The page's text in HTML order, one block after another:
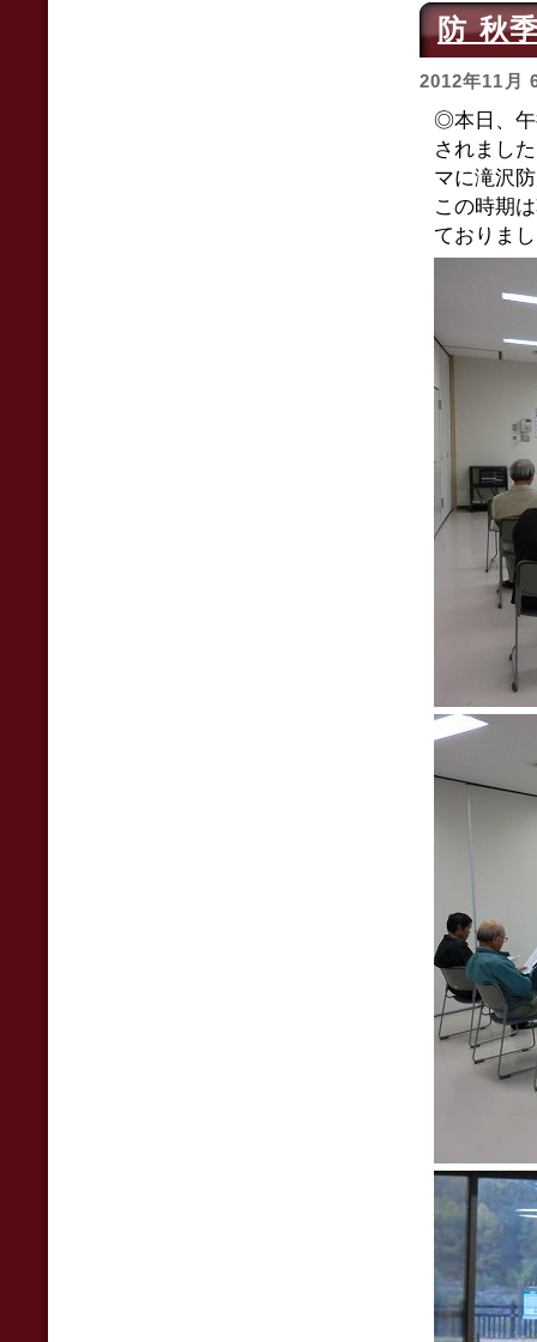
防 秋
2012年11月
◎本日、午
されまし
マに滝沢
この時期
ておりま